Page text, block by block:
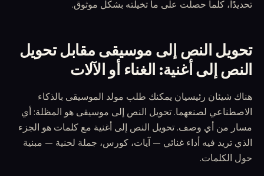
تحديدًا، كلما حصلت على ما تخيلته بشكل موثوق.
تحويل النص إلى موسيقى مقابل تحويل
النص إلى أغنية: الغناء أو الآلات
هناك شيئان رئيسيان يمكنك طلب مولد الموسيقى بالذكاء
الاصطناعي لصنعهما. تحويل النص إلى موسيقى هو المظلة: أي
مسار من أي وصف. تحويل النص إلى أغنية مع كلمات هو الجزء
الذي تريد فيه أداء غنائي — آيات، كورس، جملة لحنية — مبنية
حول الكلمات.